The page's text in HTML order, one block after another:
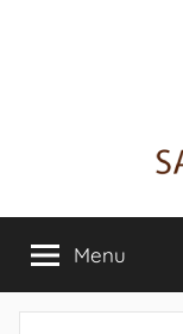
Sahara
News
sur
le
Sahara
Menu